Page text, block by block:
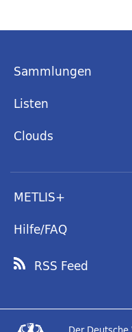
Sammlungen
Listen
Clouds
METLIS+
Hilfe/FAQ
RSS Feed